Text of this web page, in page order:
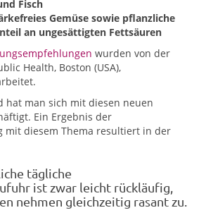
Fisch
Gemüse sowie pflanzliche
an ungesättigten Fettsäuren
wurden von der
Health, Boston (USA),
hat man sich mit diesen neuen
Ein Ergebnis der
mit diesem Thema resultiert in der
tägliche
ist zwar leicht rückläufig,
nehmen gleichzeitig rasant zu.